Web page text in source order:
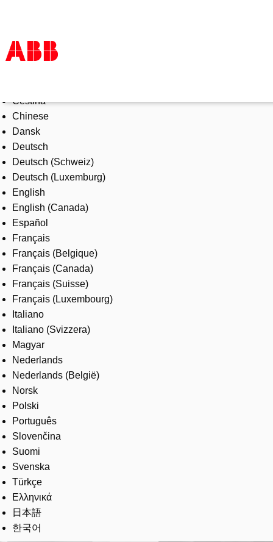
Products & Solutions
Industries
Services
About us
Where to buy
Contact us
Careers
Čeština
Chinese
Dansk
Deutsch
Deutsch (Schweiz)
Deutsch (Luxemburg)
English
English (Canada)
Español
Français
Français (Belgique)
Français (Canada)
Français (Suisse)
Français (Luxembourg)
Italiano
Italiano (Svizzera)
Magyar
Nederlands
Nederlands (België)
Norsk
Polski
Português
Slovenčina
Suomi
Svenska
Türkçe
Ελληνικά
日本語
한국어